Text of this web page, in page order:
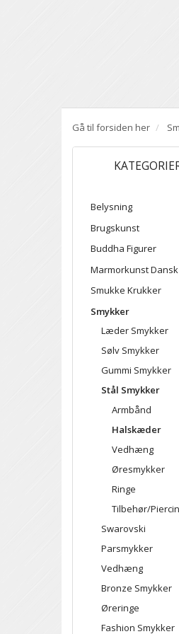
Gå til forsiden her
Belysning
Brugskunst
Buddha Figurer
Marmorkunst Dansk
Smukke Krukker
Smykker
Læder Smykker
Sølv Smykker
Gummi Smykker
Stål Smykker
Armbånd
Halskæder
Vedhæng
Øresmykker
Ringe
Tilbehør/
Swarovski
Parsmykker
Vedhæng
Bronze Smykker
Øreringe
Fashion Smykker